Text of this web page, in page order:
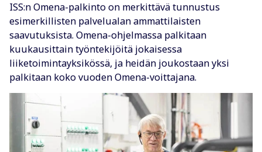
ISS:n Omena-palkinto on merkittävä tunnustus
esimerkillisten palvelualan ammattilaisten
saavutuksista. Omena-ohjelmassa palkitaan
kuukausittain työntekijöitä jokaisessa
liiketoimintayksikössä, ja heidän joukostaan yksi
palkitaan koko vuoden Omena-voittajana.